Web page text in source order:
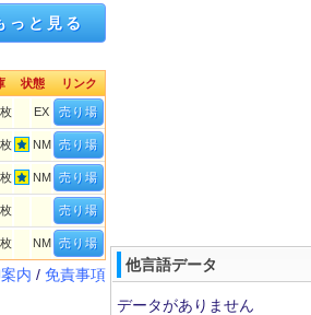
他言語データ
データがありません
っと見る
状態 リンク
EX 売り場
NM 売り場
NM 売り場
売り場
NM 売り場
内 / 免責事項